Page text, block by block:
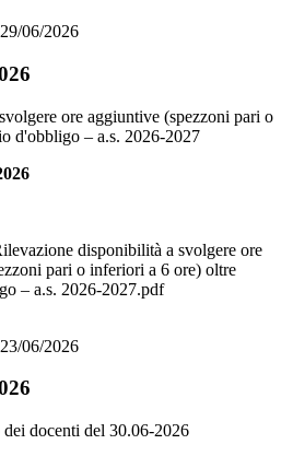
06/2026
ore aggiuntive (spezzoni pari o
d'obbligo – a.s. 2026-2027
disponibilità a svolgere ore
pari o inferiori a 6 ore) oltre
– a.s. 2026-2027.pdf
06/2026
docenti del 30.06-2026